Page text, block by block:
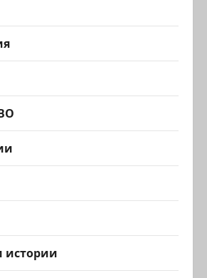
истории